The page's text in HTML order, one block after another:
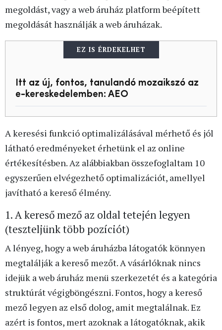
megoldást, vagy a web áruház platform beépített
megoldását használják a web áruházak.
EZ IS ÉRDEKELHET
Itt az új, fontos, tanulandó mozaikszó az
e-kereskedelemben: AEO
A keresési funkció optimalizálásával mérhető és jól
látható eredményeket érhetünk el az online
értékesítésben. Az alábbiakban összefoglaltam 10
egyszerűen elvégezhető optimalizációt, amellyel
javítható a kereső élmény.
1. A kereső mező az oldal tetején legyen
(teszteljünk több pozíciót)
A lényeg, hogy a web áruházba látogatók könnyen
megtalálják a kereső mezőt. A vásárlóknak nincs
idejük a web áruház menü szerkezetét és a kategória
struktúrát végigböngészni. Fontos, hogy a kereső
mező legyen az első dolog, amit megtalálnak. Ez
azért is fontos, mert azoknak a látogatóknak, akik